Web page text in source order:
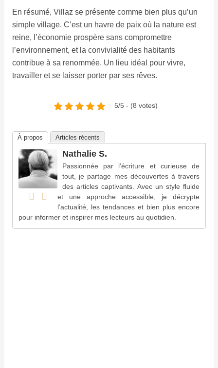
En résumé, Villaz se présente comme bien plus qu’un
simple village. C’est un havre de paix où la nature est
reine, l’économie prospère sans compromettre
l’environnement, et la convivialité des habitants
contribue à sa renommée. Un lieu idéal pour vivre,
travailler et se laisser porter par ses rêves.
5/5 - (8 votes)
À propos Articles récents
Nathalie S.
Passionnée par l’écriture et curieuse de
tout, je partage mes découvertes à travers
des articles captivants. Avec un style fluide
et une approche accessible, je décrypte
l’actualité, les tendances et bien plus encore
pour informer et inspirer mes lecteurs au quotidien.